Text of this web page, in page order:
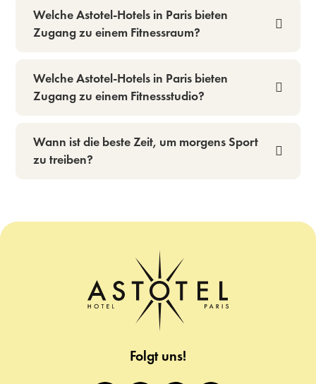
Welche Astotel-Hotels in Paris bieten
Zugang zu einem Fitnessraum?
Welche Astotel-Hotels in Paris bieten
Zugang zu einem Fitnessstudio?
Wann ist die beste Zeit, um morgens Sport
zu treiben?
Folgt uns!